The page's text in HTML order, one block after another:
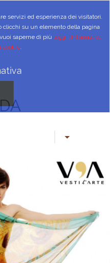
servizi ed esperienza dei visitatori.
clicchi su un elemento della pagina
saperne di più leggi l’Informativa
cookie.